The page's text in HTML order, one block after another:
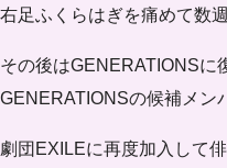
右足ふくらはぎを痛めて数
その後はGENERATIONSに
GENERATIONSの候補メン
劇団EXILEに再度加入して